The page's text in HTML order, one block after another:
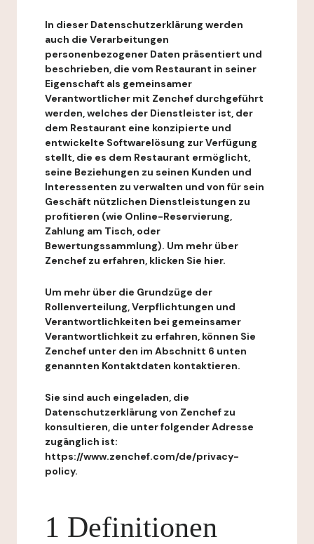
In dieser Datenschutzerklärung werden
auch die Verarbeitungen
personenbezogener Daten präsentiert und
beschrieben, die vom Restaurant in seiner
Eigenschaft als gemeinsamer
Verantwortlicher mit Zenchef durchgeführt
werden, welches der Dienstleister ist, der
dem Restaurant eine konzipierte und
entwickelte Softwarelösung zur Verfügung
stellt, die es dem Restaurant ermöglicht,
seine Beziehungen zu seinen Kunden und
Interessenten zu verwalten und von für sein
Geschäft nützlichen Dienstleistungen zu
profitieren (wie Online-Reservierung,
Zahlung am Tisch, oder
Bewertungssammlung). Um mehr über
Zenchef zu erfahren, klicken Sie hier.
Um mehr über die Grundzüge der
Rollenverteilung, Verpflichtungen und
Verantwortlichkeiten bei gemeinsamer
Verantwortlichkeit zu erfahren, können Sie
Zenchef unter den im Abschnitt 6 unten
genannten Kontaktdaten kontaktieren.
Sie sind auch eingeladen, die
Datenschutzerklärung von Zenchef zu
konsultieren, die unter folgender Adresse
zugänglich ist:
https://www.zenchef.com/de/privacy-
policy.
1 Definitionen